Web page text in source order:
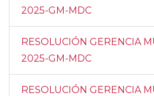
2025-GM-MDC
RESOLUCIÓN GERENCIA
2025-GM-MDC
RESOLUCIÓN GERENCIA